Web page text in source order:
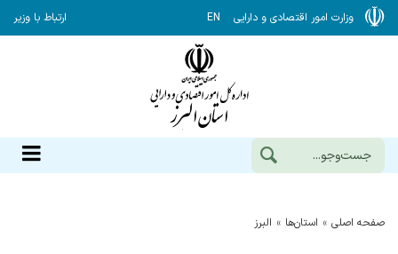
وزارت امور اقتصادی و دارایی EN ارتباط با وزیر
صفحه اصلی استان‌ها البرز